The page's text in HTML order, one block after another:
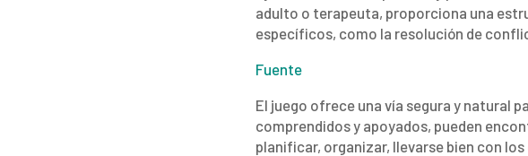
adulto o terapeuta, proporciona una
específicos, como la resolución de
Fuente
El juego ofrece una vía segura y natural
comprendidos y apoyados, pueden
planificar, organizar, llevarse bien con